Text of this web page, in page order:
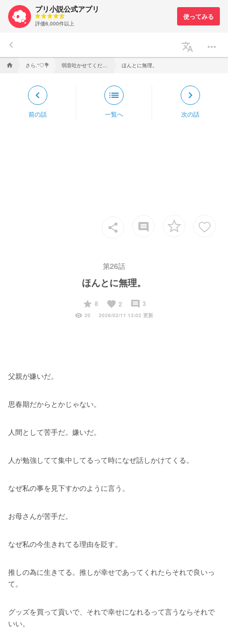
プリ小説公式アプリ
評価6,000件以上
keyboard_arrow_left translate more_horiz
home さら.°♡💐 ほんとに無理。
keyboard_arrow_left
前の話
list
一覧へ
keyboard_arrow_right
次の話
share insert_comment
第26話
ほんとに無理。
start
8 favorite 2 insert_comment 3
visibility 20 2026/02/11 13:02 更新
父親が嫌いだ。
思春期だからとかじゃない。
人間として苦手だ。嫌いだ。
人が勉強してて集中してるって時になぜ話しかけてくる。
なぜ私の事を見下すかのように言う。
お母さんが苦手だ。
なぜ私の今生きれてる理由を貶す。
推しの為に生きてる。推しが幸せであってくれたらそれで良いっ
て。
グッズを買って貢いで、それで幸せになれるって言うならそれで
いい。